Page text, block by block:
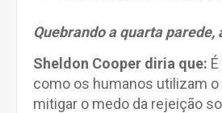
Quebrando a quarta parede,
Sheldon Cooper diria que:
como os humanos utilizam o
mitigar o medo da rejeição